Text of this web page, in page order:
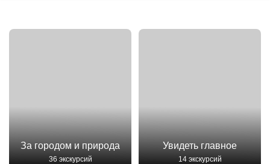
За городом и природа
36 экскурсий
Увидеть главное
14 экскурсий